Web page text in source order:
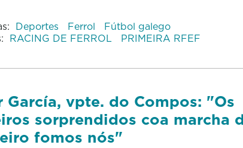
Deportes Ferrol
Fútbol galego
RACING DE FERROL PRIMEIRA RFEF
García, vpte. do Compos: "Os
sorprendidos coa marcha
fomos nós"